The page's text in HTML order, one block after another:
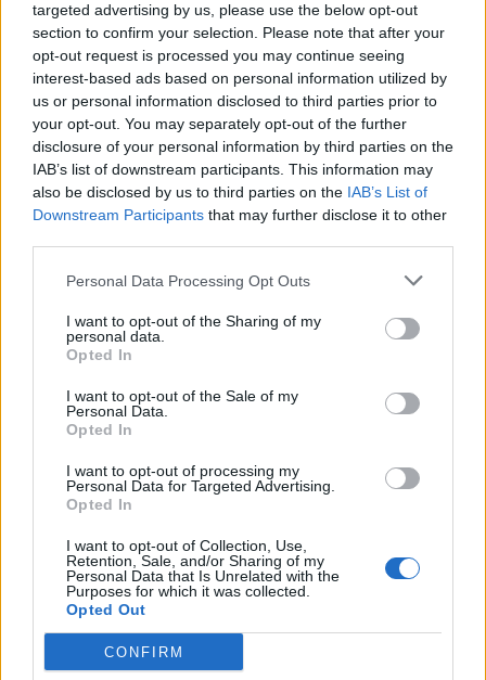
targeted advertising by us, please use the below opt-out
section to confirm your selection. Please note that after your
opt-out request is processed you may continue seeing
interest-based ads based on personal information utilized by
us or personal information disclosed to third parties prior to
your opt-out. You may separately opt-out of the further
disclosure of your personal information by third parties on the
IAB’s list of downstream participants. This information may
also be disclosed by us to third parties on the IAB’s List of
Downstream Participants that may further disclose it to other
Personal Data Processing Opt Outs
I want to opt-out of the Sharing of my
personal data.
Opted In
I want to opt-out of the Sale of my
Personal Data.
Opted In
I want to opt-out of processing my
Personal Data for Targeted Advertising.
Opted In
I want to opt-out of Collection, Use,
Retention, Sale, and/or Sharing of my
Personal Data that Is Unrelated with the
Purposes for which it was collected.
Opted Out
CONFIRM